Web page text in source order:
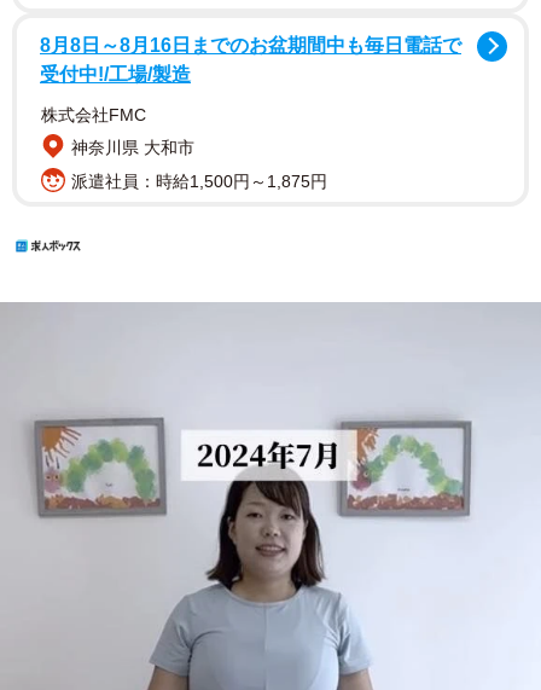
8月8日～8月16日までのお盆期間中も毎日電話で
受付中!/工場/製造
株式会社FMC
神奈川県 大和市
派遣社員：時給1,500円～1,875円